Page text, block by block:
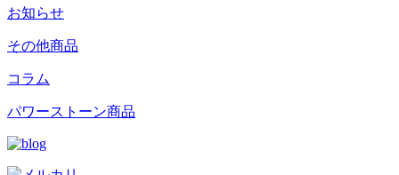
お知らせ
その他商品
コラム
パワーストーン商品